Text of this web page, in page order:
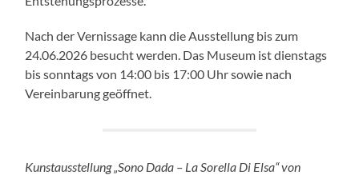
Nach der Vernissage kann die Ausstellung bis zum
24.06.2026 besucht werden. Das Museum ist dienstags
bis sonntags von 14:00 bis 17:00 Uhr sowie nach
Vereinbarung geöffnet.
Kunstausstellung „Sono Dada – La Sorella Di Elsa“ von